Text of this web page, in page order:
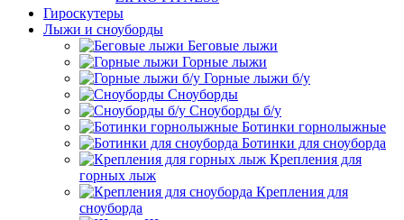
Гироскутеры
Лыжи и сноуборды
Беговые лыжи
Горные лыжи
Горные лыжи б/у
Сноуборды
Сноуборды б/у
Ботинки горнолыжные
Ботинки для сноуборда
Крепления для
горных лыж
Крепления для
сноуборда